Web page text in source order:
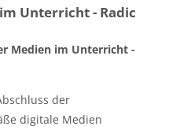
Unterricht - Radic
Medien im Unterricht -
der
digitale Medien